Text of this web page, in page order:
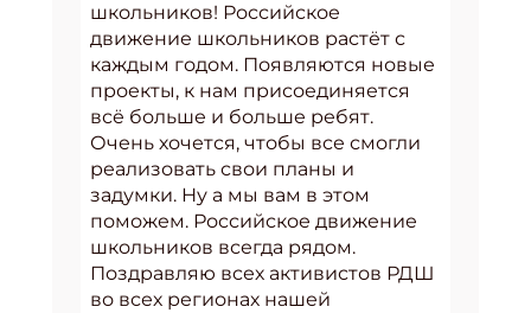
школьников! Российское
движение школьников растёт с
каждым годом. Появляются новые
проекты, к нам присоединяется
всё больше и больше ребят.
Очень хочется, чтобы все смогли
реализовать свои планы и
задумки. Ну а мы вам в этом
поможем. Российское движение
школьников всегда рядом.
Поздравляю всех активистов РДШ
во всех регионах нашей